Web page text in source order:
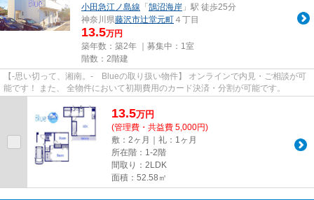
小田急江ノ島線 「 鵠沼海岸 」駅 徒歩25分
神奈川県藤沢市辻堂元町 ４丁目
13.5万円
築年数：築2年 ｜募集中： 1室
階数：2階建
【-思い切って、湘南。- Blueの取り扱い物件】 オンラインで内見・ご相談が可
能です！ また、 全物件において初期費用のカード決済・分割が可能です。
13.5万円
(管理費・共益費 5,000円)
敷：2ヶ月｜礼：1ヶ月
所在階：1-2階
間取り：2LDK
面積：52.58㎡